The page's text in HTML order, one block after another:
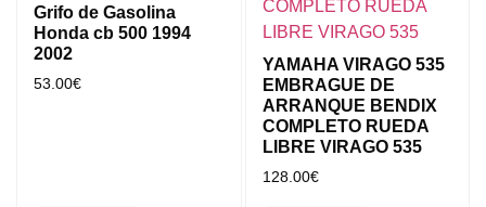
Grifo de Gasolina
Honda cb 500 1994
2002
53.00€
YAMAHA VIRAGO 535
EMBRAGUE DE
ARRANQUE BENDIX
COMPLETO RUEDA
LIBRE VIRAGO 535
128.00€